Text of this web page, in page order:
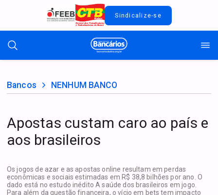
Sindicalize-se
Bancos NENHUM BANCO
Apostas custam caro ao país e
aos brasileiros
Os jogos de azar e as apostas online resultam em perdas
econômicas e sociais estimadas em R$ 38,8 bilhões por ano. O
dado está no estudo inédito A saúde dos brasileiros em jogo.
Para além da questão financeira, o vício em bets tem impacto